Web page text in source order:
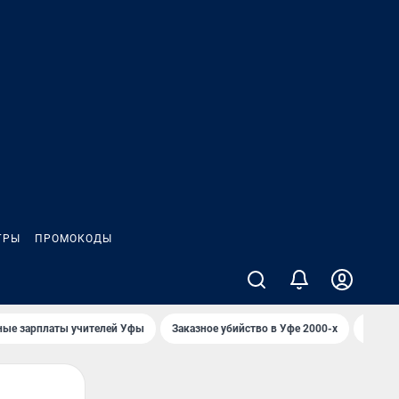
ПРОМОКОДЫ
зарплаты учителей Уфы Заказное убийство в Уфе 2000-х